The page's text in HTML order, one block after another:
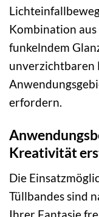
Kombination
funkelndem
unverzichtbaren
erfordern.
Kreativität
Die
Tüllbandes sind